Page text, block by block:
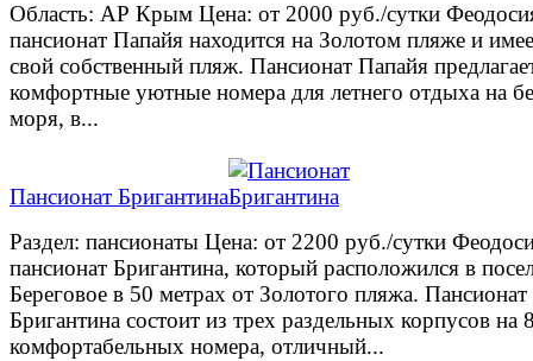
Область: АР Крым Цена: от 2000 руб./сутки
пансионат Папайя находится на Золотом пляже и
свой собственный пляж. Пансионат Папайя
комфортные уютные номера для летнего отдыха на
моря, в...
Пансионат Бригантина
Раздел: пансионаты Цена: от 2200 руб./сутки
пансионат Бригантина, который расположился в
Береговое в 50 метрах от Золотого пляжа. Пансионат
Бригантина состоит из трех раздельных корпусов на
комфортабельных номера, отличный...